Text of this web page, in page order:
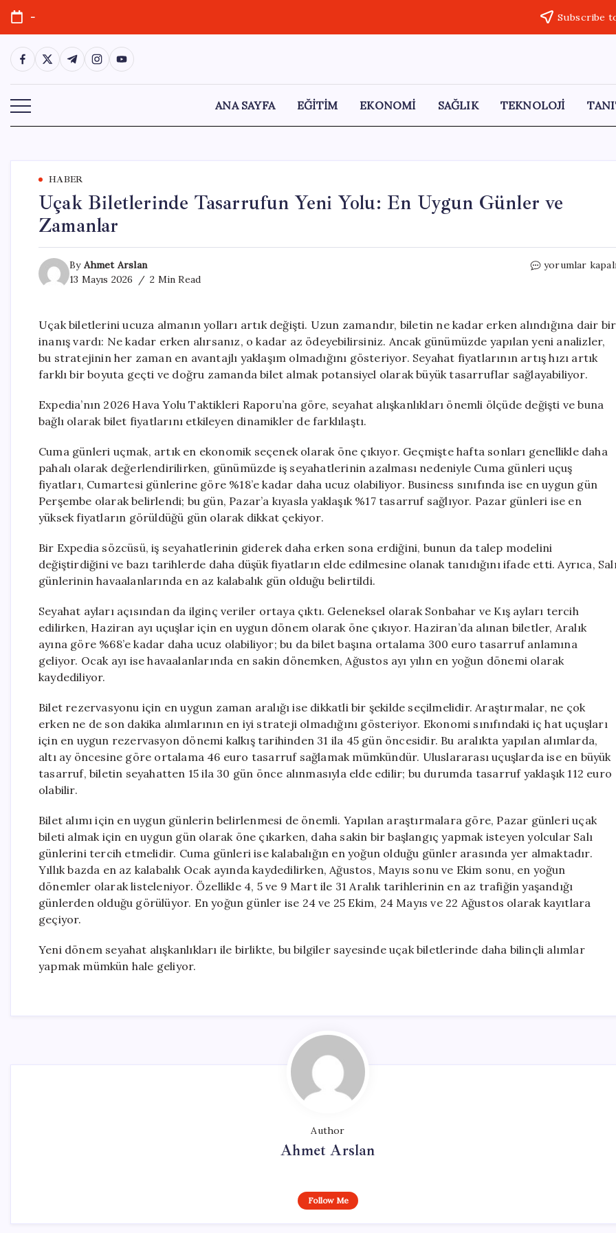
Skip
content
- Subscribe
https://www.facebook.com/
https://twitter.com/
https://t.me/
https://www.instagram.com/
https://youtube.com/
ANA SAYFA EĞİTİM EKONOMİ SAĞLIK TEKNOLOJİ
HABER
Uçak Biletlerinde Tasarrufun Yeni Yolu: En Uygun Günler ve
Zamanlar
By Ahmet Arslan
13 Mayıs 2026
2 Min Read
Uçak
Yolu:
En
Uygun
Günler
ve
için
yorumlar
Uçak biletlerini ucuza almanın yolları artık değişti. Uzun zamandır, biletin ne kadar erken alındığına dair bir
inanış vardı: Ne kadar erken alırsanız, o kadar az ödeyebilirsiniz. Ancak günümüzde yapılan yeni analizler,
bu stratejinin her zaman en avantajlı yaklaşım olmadığını gösteriyor. Seyahat fiyatlarının artış hızı artık
farklı bir boyuta geçti ve doğru zamanda bilet almak potansiyel olarak büyük tasarruflar sağlayabiliyor.
Expedia’nın 2026 Hava Yolu Taktikleri Raporu’na göre, seyahat alışkanlıkları önemli ölçüde değişti ve buna
bağlı olarak bilet fiyatlarını etkileyen dinamikler de farklılaştı.
Cuma günleri uçmak, artık en ekonomik seçenek olarak öne çıkıyor. Geçmişte hafta sonları genellikle daha
pahalı olarak değerlendirilirken, günümüzde iş seyahatlerinin azalması nedeniyle Cuma günleri uçuş
fiyatları, Cumartesi günlerine göre %18’e kadar daha ucuz olabiliyor. Business sınıfında ise en uygun gün
Perşembe olarak belirlendi; bu gün, Pazar’a kıyasla yaklaşık %17 tasarruf sağlıyor. Pazar günleri ise en
yüksek fiyatların görüldüğü gün olarak dikkat çekiyor.
Bir Expedia sözcüsü, iş seyahatlerinin giderek daha erken sona erdiğini, bunun da talep modelini
değiştirdiğini ve bazı tarihlerde daha düşük fiyatların elde edilmesine olanak tanıdığını ifade etti. Ayrıca,
günlerinin havaalanlarında en az kalabalık gün olduğu belirtildi.
Seyahat ayları açısından da ilginç veriler ortaya çıktı. Geleneksel olarak Sonbahar ve Kış ayları tercih
edilirken, Haziran ayı uçuşlar için en uygun dönem olarak öne çıkıyor. Haziran’da alınan biletler, Aralık
ayına göre %68’e kadar daha ucuz olabiliyor; bu da bilet başına ortalama 300 euro tasarruf anlamına
geliyor. Ocak ayı ise havaalanlarında en sakin dönemken, Ağustos ayı yılın en yoğun dönemi olarak
kaydediliyor.
Bilet rezervasyonu için en uygun zaman aralığı ise dikkatli bir şekilde seçilmelidir. Araştırmalar, ne çok
erken ne de son dakika alımlarının en iyi strateji olmadığını gösteriyor. Ekonomi sınıfındaki iç hat uçuşları
için en uygun rezervasyon dönemi kalkış tarihinden 31 ila 45 gün öncesidir. Bu aralıkta yapılan alımlarda,
altı ay öncesine göre ortalama 46 euro tasarruf sağlamak mümkündür. Uluslararası uçuşlarda ise en büyük
tasarruf, biletin seyahatten 15 ila 30 gün önce alınmasıyla elde edilir; bu durumda tasarruf yaklaşık 112 euro
olabilir.
Bilet alımı için en uygun günlerin belirlenmesi de önemli. Yapılan araştırmalara göre, Pazar günleri uçak
bileti almak için en uygun gün olarak öne çıkarken, daha sakin bir başlangıç yapmak isteyen yolcular Salı
günlerini tercih etmelidir. Cuma günleri ise kalabalığın en yoğun olduğu günler arasında yer almaktadır.
Yıllık bazda en az kalabalık Ocak ayında kaydedilirken, Ağustos, Mayıs sonu ve Ekim sonu, en yoğun
dönemler olarak listeleniyor. Özellikle 4, 5 ve 9 Mart ile 31 Aralık tarihlerinin en az trafiğin yaşandığı
günlerden olduğu görülüyor. En yoğun günler ise 24 ve 25 Ekim, 24 Mayıs ve 22 Ağustos olarak kayıtlara
geçiyor.
Yeni dönem seyahat alışkanlıkları ile birlikte, bu bilgiler sayesinde uçak biletlerinde daha bilinçli alımlar
yapmak mümkün hale geliyor.
Author
Ahmet Arslan
Follow Me